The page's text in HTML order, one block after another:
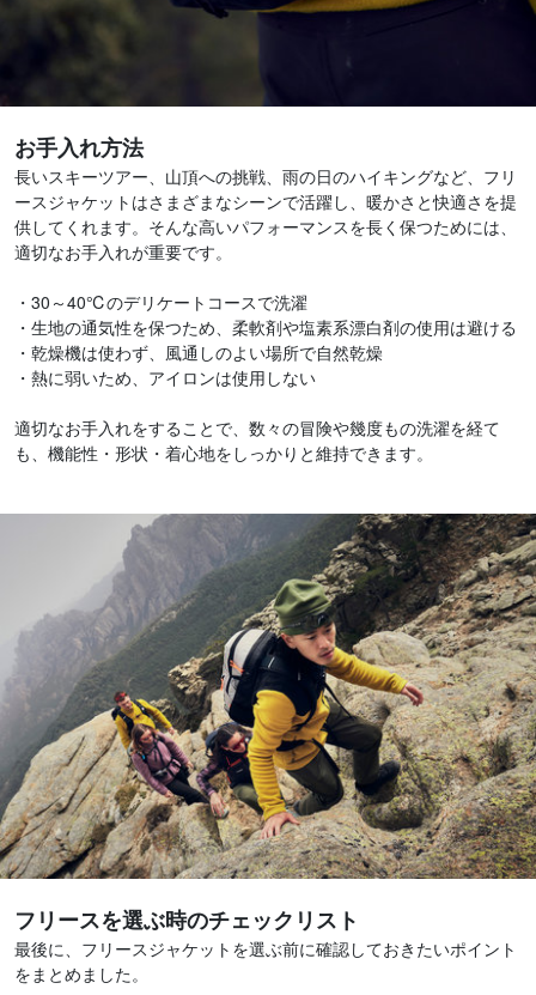
お手入れ方法
長いスキーツアー、山頂への挑戦、雨の日のハイキングなど、フリ
ースジャケットはさまざまなシーンで活躍し、暖かさと快適さを提
供してくれます。そんな高いパフォーマンスを長く保つためには、
適切なお手入れが重要です。
・30～40℃のデリケートコースで洗濯
・生地の通気性を保つため、柔軟剤や塩素系漂白剤の使用は避ける
・乾燥機は使わず、風通しのよい場所で自然乾燥
・熱に弱いため、アイロンは使用しない
適切なお手入れをすることで、数々の冒険や幾度もの洗濯を経て
も、機能性・形状・着心地をしっかりと維持できます。
フリースを選ぶ時のチェックリスト
最後に、フリースジャケットを選ぶ前に確認しておきたいポイント
をまとめました。